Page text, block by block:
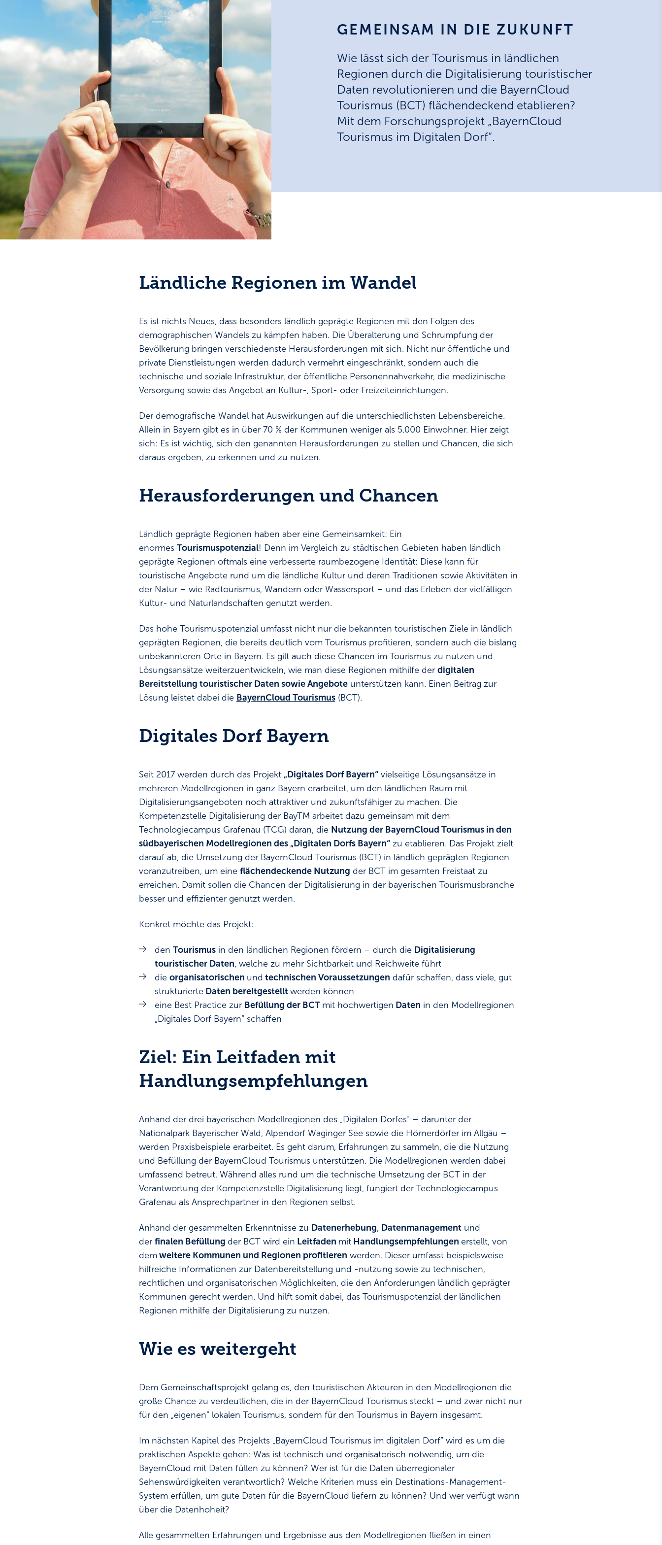
GEMEINSAM IN DIE ZUKUNFT
Wie lässt sich der Tourismus in ländlichen
Regionen durch die Digitalisierung touristischer
Daten revolutionieren und die BayernCloud
Tourismus (BCT) flächendeckend etablieren?
Mit dem Forschungsprojekt „BayernCloud
Tourismus im Digitalen Dorf“.
Ländliche Regionen im Wandel
Es ist nichts Neues, dass besonders ländlich geprägte Regionen mit den Folgen des
demographischen Wandels zu kämpfen haben. Die Überalterung und Schrumpfung der
Bevölkerung bringen verschiedenste Herausforderungen mit sich. Nicht nur öffentliche und
private Dienstleistungen werden dadurch vermehrt eingeschränkt, sondern auch die
technische und soziale Infrastruktur, der öffentliche Personennahverkehr, die medizinische
Versorgung sowie das Angebot an Kultur-, Sport- oder Freizeiteinrichtungen.
Der demografische Wandel hat Auswirkungen auf die unterschiedlichsten Lebensbereiche.
Allein in Bayern gibt es in über 70 % der Kommunen weniger als 5.000 Einwohner. Hier zeigt
sich: Es ist wichtig, sich den genannten Herausforderungen zu stellen und Chancen, die sich
daraus ergeben, zu erkennen und zu nutzen.
Herausforderungen und Chancen
Ländlich geprägte Regionen haben aber eine Gemeinsamkeit: Ein
enormes Tourismuspotenzial! Denn im Vergleich zu städtischen Gebieten haben ländlich
geprägte Regionen oftmals eine verbesserte raumbezogene Identität: Diese kann für
touristische Angebote rund um die ländliche Kultur und deren Traditionen sowie Aktivitäten in
der Natur – wie Radtourismus, Wandern oder Wassersport – und das Erleben der vielfältigen
Kultur- und Naturlandschaften genutzt werden.
Das hohe Tourismuspotenzial umfasst nicht nur die bekannten touristischen Ziele in ländlich
geprägten Regionen, die bereits deutlich vom Tourismus profitieren, sondern auch die bislang
unbekannteren Orte in Bayern. Es gilt auch diese Chancen im Tourismus zu nutzen und
Lösungsansätze weiterzuentwickeln, wie man diese Regionen mithilfe der digitalen
Bereitstellung touristischer Daten sowie Angeboteunterstützen kann. Einen Beitrag zur
Lösung leistet dabei die BayernCloud Tourismus(BCT).
Digitales Dorf Bayern
Seit 2017 werden durch das Projekt „Digitales Dorf Bayern“vielseitige Lösungsansätze in
mehreren Modellregionen in ganz Bayern erarbeitet, um den ländlichen Raum mit
Digitalisierungsangeboten noch attraktiver und zukunftsfähiger zu machen. Die
Kompetenzstelle Digitalisierung der BayTM arbeitet dazu gemeinsam mit dem
Technologiecampus Grafenau (TCG) daran, die Nutzung der BayernCloud Tourismus in den
südbayerischen Modellregionen des „Digitalen Dorfs Bayern“zu etablieren. Das Projekt zielt
darauf ab, die Umsetzung der BayernCloud Tourismus (BCT) in ländlich geprägten Regionen
voranzutreiben, um eine flächendeckende Nutzung der BCT im gesamten Freistaat zu
erreichen. Damit sollen die Chancen der Digitalisierung in der bayerischen Tourismusbranche
besser und effizienter genutzt werden.
Konkret möchte das Projekt:
den Tourismusin den ländlichen Regionen fördern – durch die Digitalisierung
touristischer Daten, welche zu mehr Sichtbarkeit und Reichweite führt
die organisatorischen und technischen Voraussetzungen dafür schaffen, dass viele, gut
strukturierte Daten bereitgestelltwerden können
eine Best Practice zur Befüllung der BCT mit hochwertigen Daten in den Modellregionen
„Digitales Dorf Bayern“ schaffen
Ziel: Ein Leitfaden mit
Handlungsempfehlungen
Anhand der drei bayerischen Modellregionen des „Digitalen Dorfes“ – darunter der
Nationalpark Bayerischer Wald, Alpendorf Waginger See sowie die Hörnerdörfer im Allgäu –
werden Praxisbeispiele erarbeitet. Es geht darum, Erfahrungen zu sammeln, die die Nutzung
und Befüllung der BayernCloud Tourismus unterstützen. Die Modellregionen werden dabei
umfassend betreut. Während alles rund um die technische Umsetzung der BCT in der
Verantwortung der Kompetenzstelle Digitalisierung liegt, fungiert der Technologiecampus
Grafenau als Ansprechpartner in den Regionen selbst.
Anhand der gesammelten Erkenntnisse zu Datenerhebung, Datenmanagementund
der finalen Befüllung der BCT wird ein Leitfaden mitHandlungsempfehlungen erstellt, von
demweitere Kommunen und Regionen profitieren werden. Dieser umfasst beispielsweise
hilfreiche Informationen zur Datenbereitstellung und -nutzung sowie zu technischen,
rechtlichen und organisatorischen Möglichkeiten, die den Anforderungen ländlich geprägter
Kommunen gerecht werden. Und hilft somit dabei, das Tourismuspotenzial der ländlichen
Regionen mithilfe der Digitalisierung zu nutzen.
Wie es weitergeht
Dem Gemeinschaftsprojekt gelang es, den touristischen Akteuren in den Modellregionen die
große Chance zu verdeutlichen, die in der BayernCloud Tourismus steckt – und zwar nicht nur
für den „eigenen“ lokalen Tourismus, sondern für den Tourismus in Bayern insgesamt.
Im nächsten Kapitel des Projekts „BayernCloud Tourismus im digitalen Dorf“ wird es um die
praktischen Aspekte gehen: Was ist technisch und organisatorisch notwendig, um die
BayernCloud mit Daten füllen zu können? Wer ist für die Daten überregionaler
Sehenswürdigkeiten verantwortlich? Welche Kriterien muss ein Destinations-Management-
System erfüllen, um gute Daten für die BayernCloud liefern zu können? Und wer verfügt wann
über die Datenhoheit?
Alle gesammelten Erfahrungen und Ergebnisse aus den Modellregionen fließen in einen